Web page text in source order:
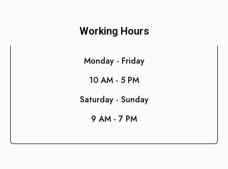
Consultoría de Gestión
Manufactura y Producción
Comunicación y Entretenimiento
Energía y Servicios Públicos
Working Hours
Monday - Friday
10 AM - 5 PM
Saturday - Sunday
9 AM - 7 PM